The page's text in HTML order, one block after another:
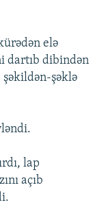
elə
dartıb dibindən
şəkildən-şəklə
lap
açıb